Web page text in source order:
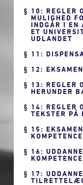
10: REGLER
MULIGHED
INDGÅR I EN
ET
UDLANDET
11:
12:
13: REGLER
HERUNDER
14: REGLER
TEKSTER PÅ
15:
16:
17: